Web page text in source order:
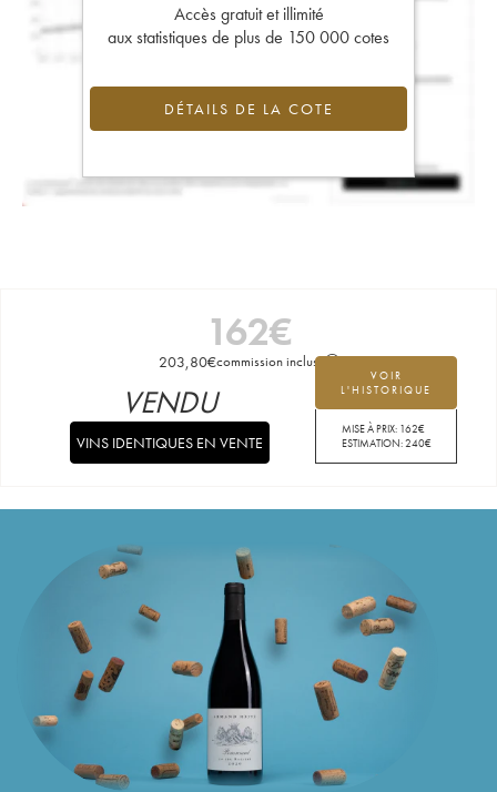
Accès gratuit et illimité
aux statistiques de plus de 150 000 cotes
DÉTAILS DE LA COTE
162€
203,80€commission incluse
VOIR
L'HISTORIQUE
MISE À PRIX: 162€
ESTIMATION:240€
VENDU
VINS IDENTIQUES EN VENTE